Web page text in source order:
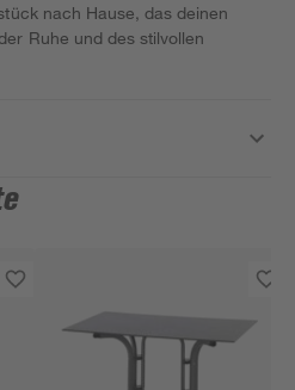
nach Hause, das deinen
Ruhe und des stilvollen